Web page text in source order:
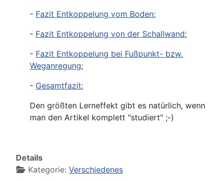
- Fazit Entkoppelung vom Boden:
- Fazit Entkoppelung von der Schallwand:
- Fazit Entkoppelung bei Fußpunkt- bzw.
Weganregung:
- Gesamtfazit:
Den größten Lerneffekt gibt es natürlich, wenn
man den Artikel komplett "studiert" ;-)
Details
Kategorie: Verschiedenes